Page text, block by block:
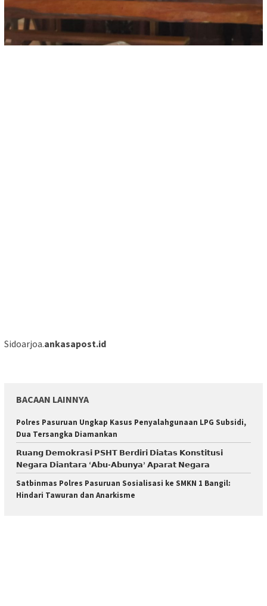
Sidoarjoa.ankasapost.id
BACAAN LAINNYA
Polres Pasuruan Ungkap Kasus Penyalahgunaan LPG Subsidi,
Dua Tersangka Diamankan
𝗥𝘂𝗮𝗻𝗴 𝗗𝗲𝗺𝗼𝗸𝗿𝗮𝘀𝗶 𝗣𝗦𝗛𝗧 𝗕𝗲𝗿𝗱𝗶𝗿𝗶 𝗗𝗶𝗮𝘁𝗮𝘀 𝗞𝗼𝗻𝘀𝘁𝗶𝘁𝘂𝘀𝗶
𝗡𝗲𝗴𝗮𝗿𝗮 𝗗𝗶𝗮𝗻𝘁𝗮𝗿𝗮 ‘𝗔𝗯𝘂-𝗔𝗯𝘂𝗻𝘆𝗮’ 𝗔𝗽𝗮𝗿𝗮𝘁 𝗡𝗲𝗴𝗮𝗿𝗮
Satbinmas Polres Pasuruan Sosialisasi ke SMKN 1 Bangil:
Hindari Tawuran dan Anarkisme